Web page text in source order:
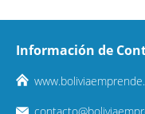
Información de